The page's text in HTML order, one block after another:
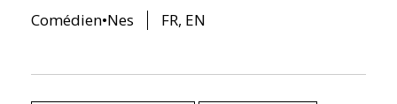
Comédien•nes FR, EN